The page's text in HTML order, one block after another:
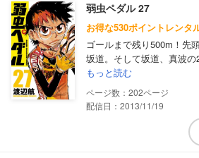
弱虫ペダル 27
お得な530ポイントレンタ
ゴールまで残り500m！先
坂道。そして坂道、真波
もっと読む
202
配信日：2013/11/19